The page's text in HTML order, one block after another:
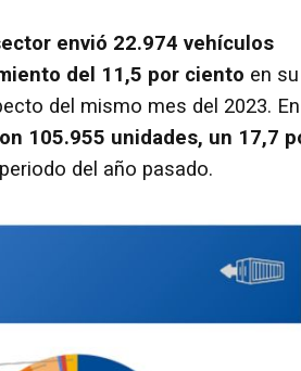
envió 22.974 vehículos
del 11,5 por ciento en su
del mismo mes del 2023.
105.955 unidades, un 17,7
del año pasado.